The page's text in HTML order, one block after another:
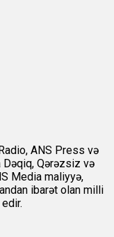
ANS Press və
Qərəzsiz və
Media maliyyə,
ibarət olan milli